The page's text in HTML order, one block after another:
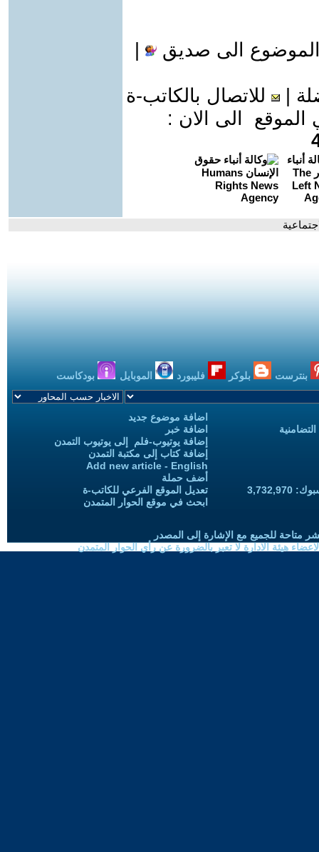
الى صديق
للاتصال بالكاتب-ة
الى الان :
بنترست بلوكر فليبورد الموبايل بودكاست
اضافة موضوع جديد
اضافة خبر
إضافة يوتيوب-فلم إلى يوتيوب التمدن
إضافة كتاب إلى مكتبة التمدن
Add new article - English
أضف حملة
تعديل الموقع الفرعي للكاتب-ة
ابحث في موقع الحوار المتمدن
متاحة للجميع مع الإشارة إلى المصدر
هيئة الادارة لا تعبر بالضرورة عن رأي الحوار المتمدن